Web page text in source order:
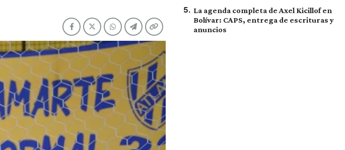
5. La agenda completa de Axel Kicillof en
Bolívar: CAPS, entrega de escrituras y
anuncios